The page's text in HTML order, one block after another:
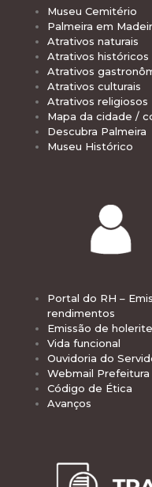
Museu Cemitério
Palmeira em
Atrativos naturais
Atrativos históricos
Atrativos
Atrativos culturais
Atrativos religiosos
Mapa da cidade /
Descubra Palmeira
Museu Histórico
Portal do RH –
rendimentos
Emissão de
Vida funcional
Ouvidoria do
Webmail Prefeitura
Código de Ética
Avanços